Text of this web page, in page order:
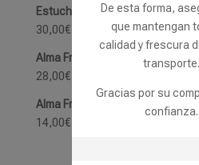
Estuche "Quesos de Cabra
30,00€
Alma Francisco Mitad
28,00€
Alma Francisco Cuarto
14,00€
De esta forma,
que mantengan
calidad y frescura
transporte.
Gracias por su
confianza.